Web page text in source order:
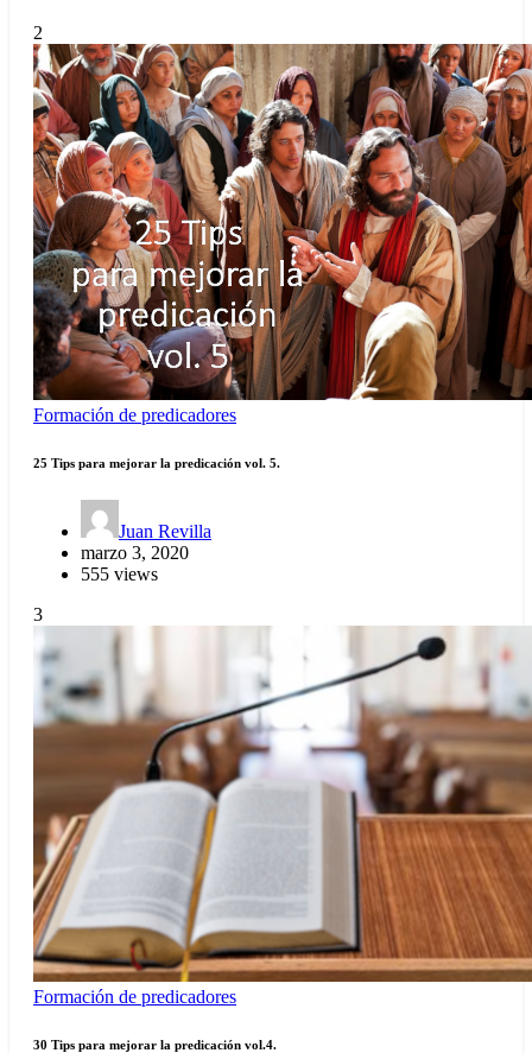
2
Formación de predicadores
25 Tips para mejorar la predicación vol. 5.
Juan Revilla
marzo 3, 2020
555 views
3
Formación de predicadores
30 Tips para mejorar la predicación vol.4.